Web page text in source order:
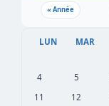
« Année
LUN MAR
4
5
11
12